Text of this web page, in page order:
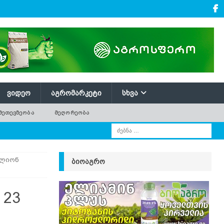
ᲕᲘᲓᲔᲝ ᲐᲒᲠᲝᲛᲐᲠᲙᲔᲢᲘ ᲡᲮᲕᲐ
ᲛᲔᲦᲝᲠᲔᲝᲑᲐ
ᲑᲘᲝᲐᲒᲠᲝ